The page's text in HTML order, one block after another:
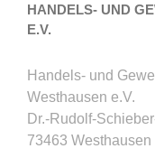
HANDELS- UND
E.V.
Handels- und
Westhausen e.V.
Dr.-Rudolf-
73463 Westhausen